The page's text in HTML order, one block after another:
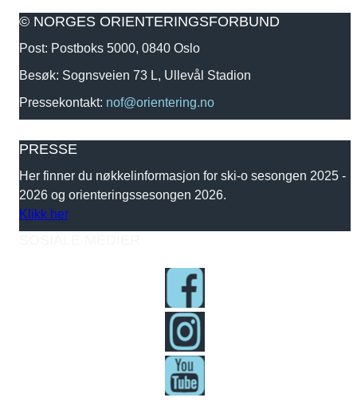
© NORGES ORIENTERINGSFORBUND
Post: Postboks 5000, 0840 Oslo
Besøk: Sognsveien 73 L, Ullevål Stadion
Pressekontakt: nof@orientering.no
PRESSE
Her finner du nøkkelinformasjon for ski-o sesongen 2025 -
2026 og orienteringssesongen 2026.
Klikk her